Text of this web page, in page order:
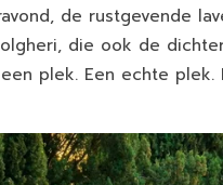
de rustgevende
die ook de
plek. Een echte